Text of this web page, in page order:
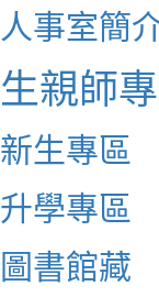
人事室簡
生親師
新生專區
升學專區
圖書館藏